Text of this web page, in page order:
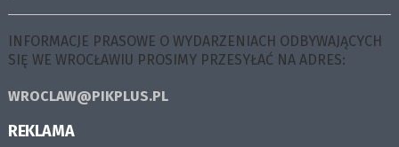
INFORMACJE PRASOWE O WYDARZENIACH ODBYWAJĄCYCH
SIĘ WE WROCŁAWIU PROSIMY PRZESYŁAĆ NA ADRES:
WROCLAW@PIKPLUS.PL
REKLAMA